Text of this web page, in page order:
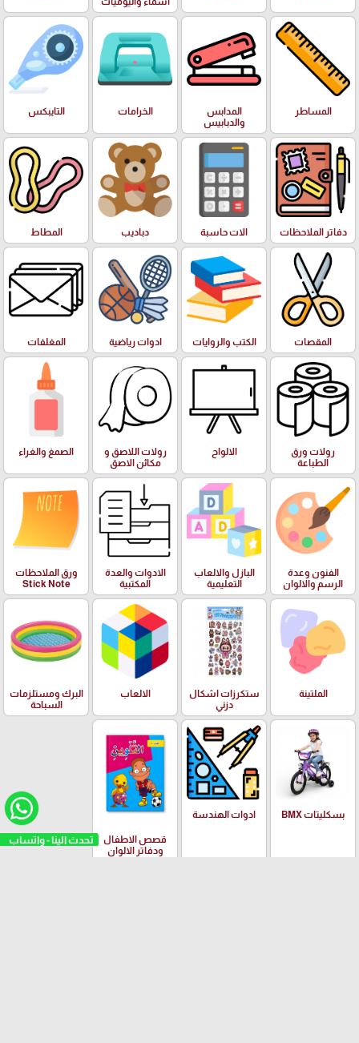
تحدث الينا - واتساب
المساطر
المدابس
والدبابيس
الخرامات التايبكس
دفاتر الملاحظات الات حاسبة دباديب المطاط
المقصات الكتب والروايات ادوات رياضية المغلفات
رولات ورق
الطباعة
الالواح
رولات اللاصق و
مكائن الاصق
الصمغ والغراء
الفنون وعدة
الرسم والالوان
البازل والالعاب
التعليمية
الادوات والعدة
المكتبية
ورق الملاحظات
Stick Note
الملتينة
ستكرزات اشكال
دزني
الالعاب
البرك ومستلزمات
السباحة
بسكليتات BMX ادوات الهندسة
قصص الاطفال
ودفاتر الالوان